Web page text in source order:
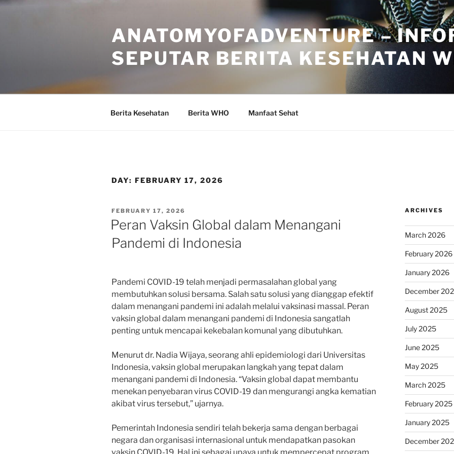
Skip
ANATOMYOFADVENTURE –
SEPUTAR BERITA KESEHATAN
Berita Kesehatan Berita WHO Manfaat Sehat
DAY: FEBRUARY 17, 2026
POSTED
ON
FEBRUARY 17, 2026
Peran Vaksin Global dalam Menangani
Pandemi di Indonesia
Pandemi COVID-19 telah menjadi permasalahan global yang
membutuhkan solusi bersama. Salah satu solusi yang dianggap efektif
dalam menangani pandemi ini adalah melalui vaksinasi massal. Peran
vaksin global dalam menangani pandemi di Indonesia sangatlah
penting untuk mencapai kekebalan komunal yang dibutuhkan.
Menurut dr. Nadia Wijaya, seorang ahli epidemiologi dari Universitas
Indonesia, vaksin global merupakan langkah yang tepat dalam
menangani pandemi di Indonesia. “Vaksin global dapat membantu
menekan penyebaran virus COVID-19 dan mengurangi angka kematian
akibat virus tersebut,” ujarnya.
Pemerintah Indonesia sendiri telah bekerja sama dengan berbagai
negara dan organisasi internasional untuk mendapatkan pasokan
ARCHIVES
March 2026
February 2026
January 2026
December
August 2025
July 2025
June 2025
May 2025
March 2025
February 2025
January 2025
December